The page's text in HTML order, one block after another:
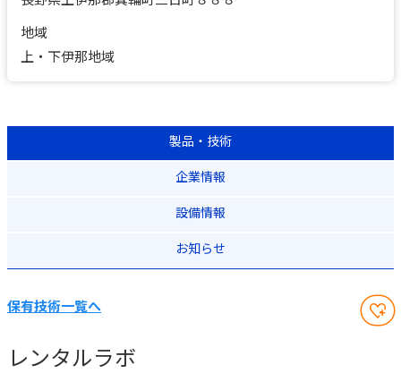
地域
上・下伊那地域
製品・技術
企業情報
設備情報
お知らせ
保有技術一覧へ
レンタルラボ